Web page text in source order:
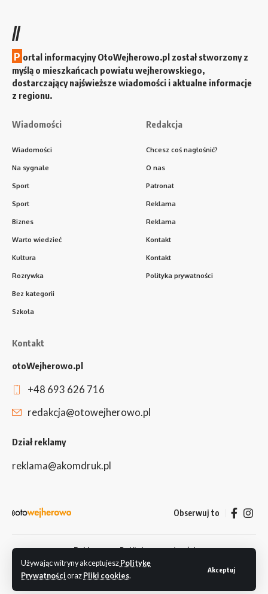
Używając witryny akceptujesz Politykę
Prywatności oraz Pliki cookies.
Akceptuj
//
P ortal informacyjny OtoWejherowo.pl został stworzony z
myślą o mieszkańcach powiatu wejherowskiego,
dostarczający najświeższe wiadomości i aktualne informacje
z regionu.
Wiadomości
Wiadomości
Na sygnale
Sport
Sport
Biznes
Warto wiedzieć
Kultura
Rozrywka
Bez kategorii
Szkoła
Redakcja
Chcesz coś nagłośnić?
O nas
Patronat
Reklama
Reklama
Kontakt
Kontakt
Polityka prywatności
Kontakt
otoWejherowo.pl
+48 693 626 716
redakcja@otowejherowo.pl
Dział reklamy
reklama@akomdruk.pl
Obserwuj to
© 2024 Redakcja otoWejherowo.pl. Wszystkie prawa zastrzeżone.
Wejherowo, Reda, Rumia
Reklama Polityka prywatności